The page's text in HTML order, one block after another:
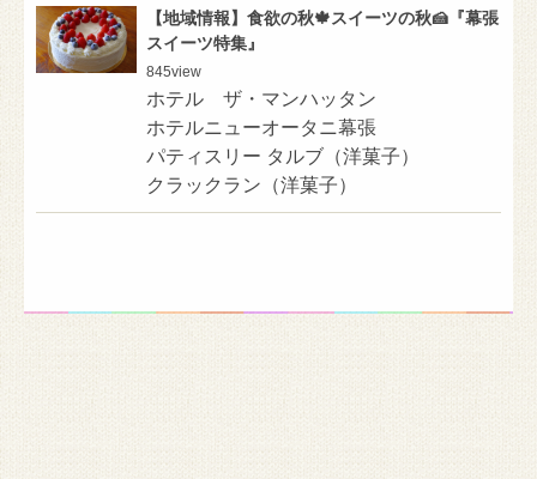
【地域情報】食欲の秋🍁スイーツの秋🍰『幕張
スイーツ特集』
845view
ホテル ザ・マンハッタン
ホテルニューオータニ幕張
パティスリー タルブ（洋菓子）
クラックラン（洋菓子）